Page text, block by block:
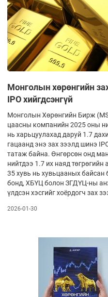
Монголын хөрөнгийн
IPO хийгдсэнгүй
Монголын Хөрөнгийн Бирж
цаасны компа­нийн 2025 оны
нь харь­цуу­ла­хад даруй 1.7
гацаанд энэ зах зээлд шинэ
татаж байна. Өнгөрсөн онд
нийт­дээ 1.7 их наяд
35 хувь нь хувьцааных байсан
бонд, ХБҮЦ болон ЗГДҮЦ-ны
үлдсэн хэсгийг хоёр­догч зах
2026-01-30